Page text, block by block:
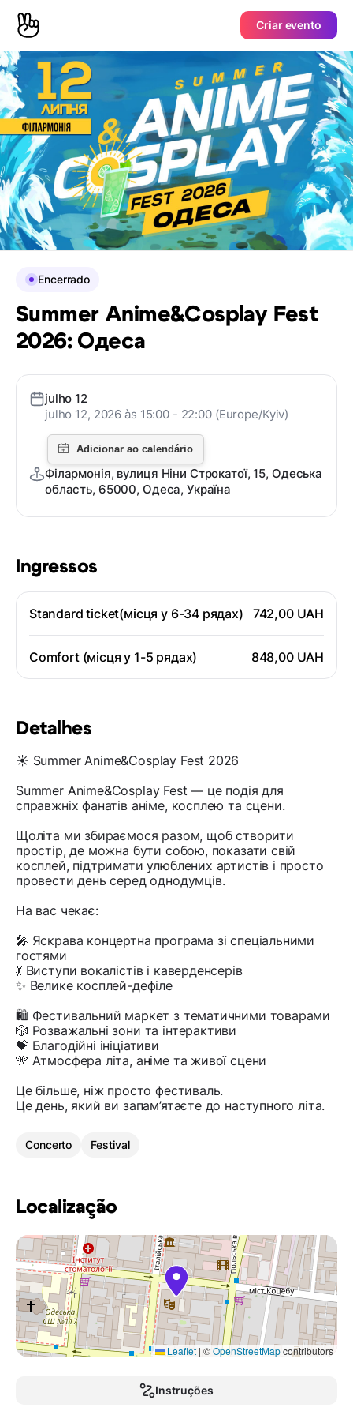
Criar evento
Ingressos
Standard ticket(місця у 6-34 рядах) 742,00 UAH
Comfort (місця у 1-5 рядах) 848,00 UAH
Detalhes
☀️ Summer Anime&Cosplay Fest 2026
Summer Anime&Cosplay Fest — це подія для
справжніх фанатів аніме, косплею та сцени.
Щоліта ми збираємося разом, щоб створити
простір, де можна бути собою, показати свій
косплей, підтримати улюблених артистів і просто
провести день серед однодумців.
На вас чекає:
🎤 Яскрава концертна програма зі спеціальними
гостями
💃 Виступи вокалістів і каверденсерів
✨ Велике косплей-дефіле
🛍 Фестивальний маркет з тематичними товарами
🎲 Розважальні зони та інтерактиви
💝 Благодійні ініціативи
🎌 Атмосфера літа, аніме та живої сцени
Це більше, ніж просто фестиваль.
Це день, який ви запам’ятаєте до наступного літа.
Concerto Festival
Localização
Leaflet | ©OpenStreetMapcontributors
Instruções
Encerrado
Summer Anime&Cosplay Fest
2026: Одеса
julho 12
julho 12, 2026 às 15:00 - 22:00 (Europe/Kyiv)
Філармонія, вулиця Ніни Строкатої, 15, Одеська
область, 65000, Одеса, Україна